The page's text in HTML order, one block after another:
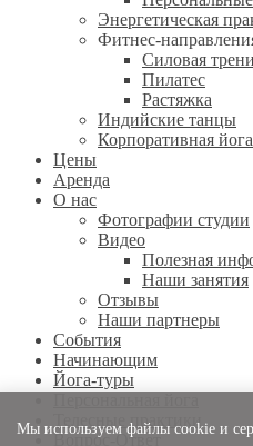
Энергетическая
Фитнес-
Силовая
Пилатес
Растяжка
Индийские танцы
Корпоративная йога
Цены
Аренда
О нас
Фотографии студии
Видео
Полезная
Наши занятия
Отзывы
Наши партнеры
События
Начинающим
Йога-туры
Телесные практики
Вопрос-Ответ
Мы используем файлы cookie и